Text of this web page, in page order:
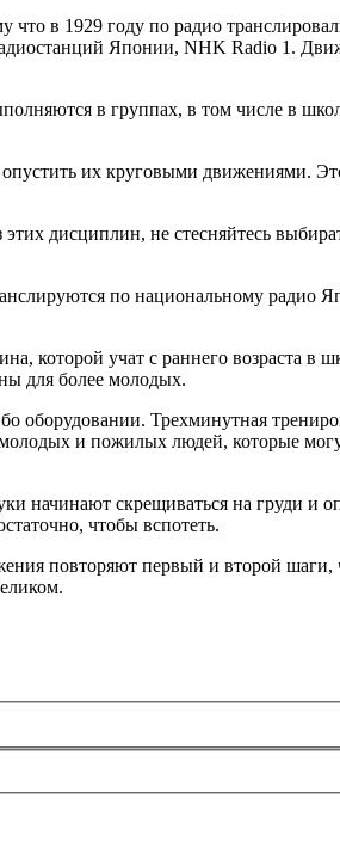
что в 1929 году по радио
Японии, NHK Radio 1.
в группах, в том числе в
их круговыми движениями.
дисциплин, не стесняйтесь
по национальному радио
учат с раннего возраста в
для более молодых.
оборудо­вании. Трехминутная
и пожилых людей, которые
начинают скрещиваться на груди и
чтобы вспотеть.
повторяют первый и второй шаги,